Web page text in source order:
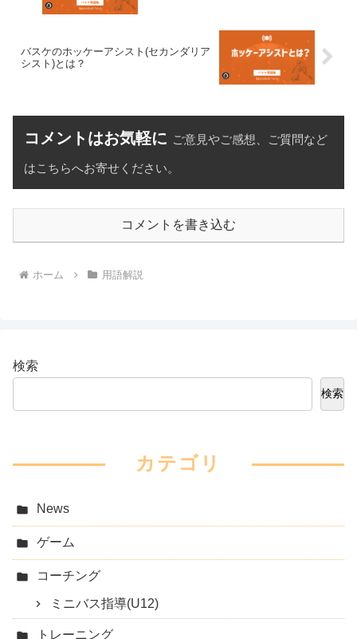
バスケのホッケーアシスト(セカンダリア
シスト)とは？
コメントはお気軽に ご意見やご感想、ご質問など
はこちらへお寄せください。
コメントを書き込む
ホーム 用語解説
検索
検索
カテゴリ
News
ゲーム
コーチング
ミニバス指導(U12)
トレーニング